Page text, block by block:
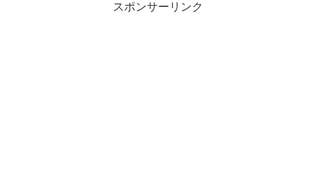
スポンサーリンク